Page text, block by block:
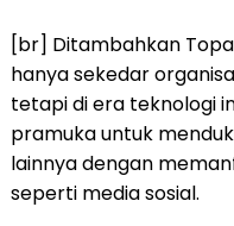
[br] Ditambahkan
hanya sekedar
tetapi di era teknologi
pramuka untuk
lainnya dengan
seperti media sosial.